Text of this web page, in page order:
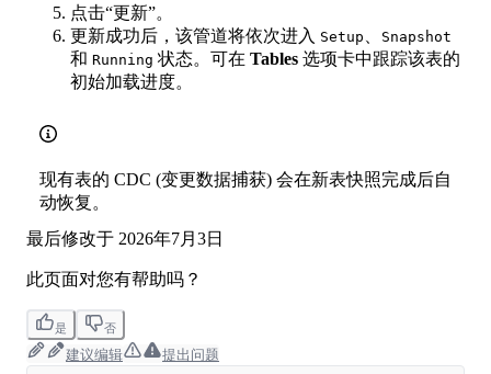
点击“更新”。
更新成功后，该管道将依次进入 Setup Snapshot
和 Running 状态。可在 Tables 选项卡中跟踪该表的
初始加载进度。
现有表的 CDC (变更数据捕获) 会在新表快照完成后自
动恢复。
最后修改于 2026年7月3日
此页面对您有帮助吗？
是 否
建议编辑 提出问题